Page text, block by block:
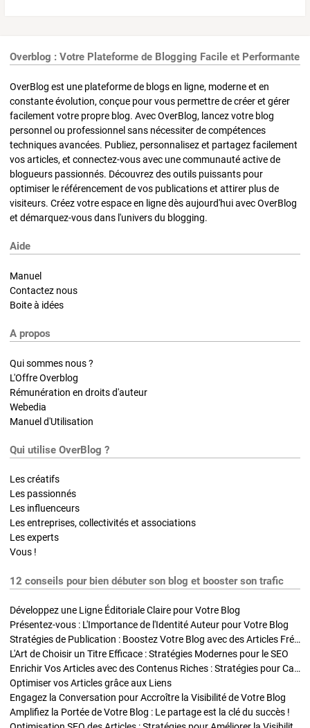
Overblog : Votre Plateforme de Blogging Facile et Performante
OverBlog est une plateforme de blogs en ligne, moderne et en
constante évolution, conçue pour vous permettre de créer et gérer
facilement votre propre blog. Avec OverBlog, lancez votre blog
personnel ou professionnel sans nécessiter de compétences
techniques avancées. Publiez, personnalisez et partagez facilement
vos articles, et connectez-vous avec une communauté active de
blogueurs passionnés. Découvrez des outils puissants pour
optimiser le référencement de vos publications et attirer plus de
visiteurs. Créez votre espace en ligne dès aujourd'hui avec OverBlog
et démarquez-vous dans l'univers du blogging.
Aide
Manuel
Contactez nous
Boite à idées
A propos
Qui sommes nous ?
L'Offre Overblog
Rémunération en droits d'auteur
Webedia
Manuel d'Utilisation
Qui utilise OverBlog ?
Les créatifs
Les passionnés
Les influenceurs
Les entreprises, collectivités et associations
Les experts
Vous !
12 conseils pour bien débuter son blog et booster son trafic
Développez une Ligne Éditoriale Claire pour Votre Blog
Présentez-vous : L'Importance de l'Identité Auteur pour Votre Blog
Stratégies de Publication : Boostez Votre Blog avec des Articles Fréquents et Exclusifs
L'Art de Choisir un Titre Efficace : Stratégies Modernes pour le SEO
Enrichir Vos Articles avec des Contenus Riches : Stratégies pour Captiver et Optimiser
Optimiser vos Articles grâce aux Liens
Engagez la Conversation pour Accroître la Visibilité de Votre Blog
Amplifiez la Portée de Votre Blog : Le partage est la clé du succès !